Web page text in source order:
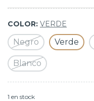
COLOR: VERDE
Negro Verde
Blanco
1 en stock